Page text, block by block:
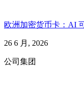
欧洲加密货币卡：AI
26 6 月, 2026
公司集团